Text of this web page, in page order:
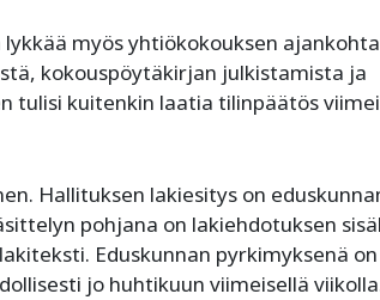
myös yhtiökokouksen
kokouspöytäkirjan julkistamista ja
tulisi kuitenkin laatia tilinpäätös
Hallituksen lakiesitys on
pohjana on lakiehdotuksen
Eduskunnan pyrkimyksenä
jo huhtikuun viimeisellä